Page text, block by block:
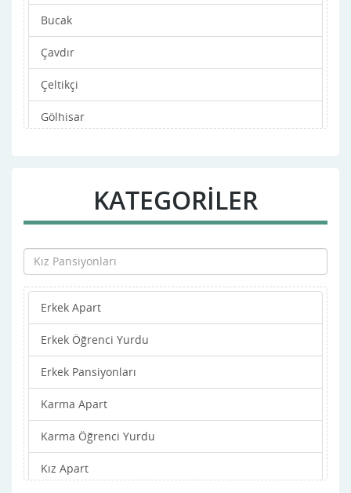
Bucak
Çavdır
Çeltikçi
Gölhisar
Tefenni
Yeşilova
KATEGORİLER
Erkek Apart
Erkek Öğrenci Yurdu
Erkek Pansiyonları
Karma Apart
Karma Öğrenci Yurdu
Kız Apart